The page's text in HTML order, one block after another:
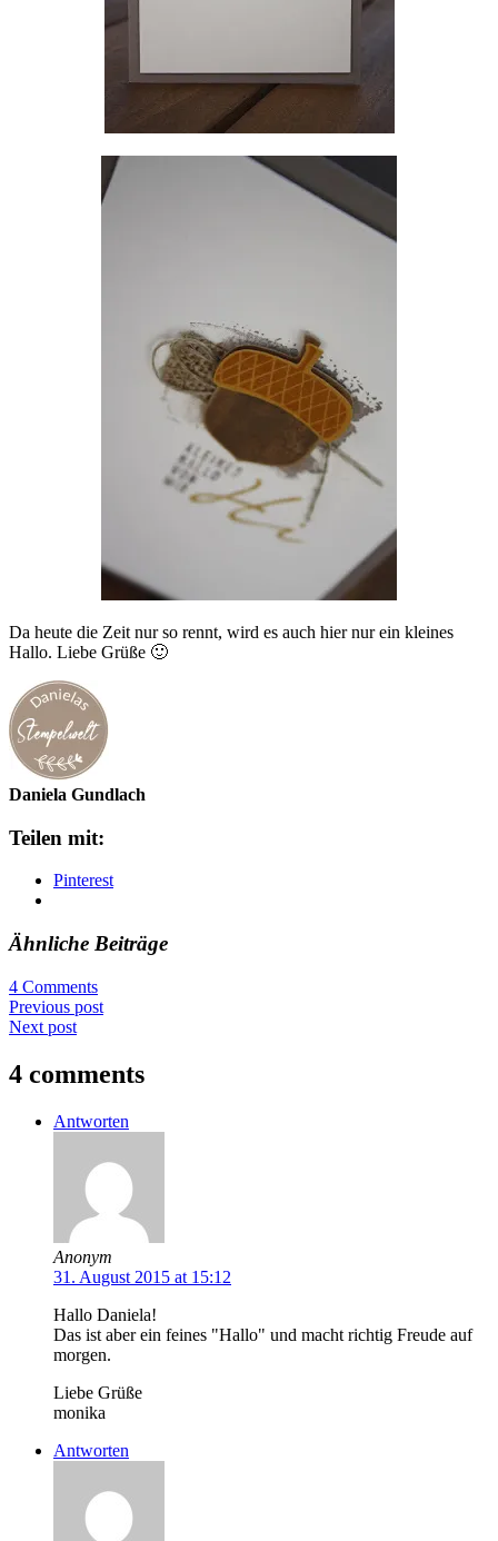
Da heute die Zeit nur so rennt, wird es auch hier nur ein kleines
Hallo. Liebe Grüße 🙂
Daniela Gundlach
Teilen mit:
Pinterest
Ähnliche Beiträge
4 Comments
Previous post
Next post
4 comments
Antworten
Anonym
31. August 2015 at 15:12
Hallo Daniela!
Das ist aber ein feines "Hallo" und macht richtig Freude auf
morgen.
Liebe Grüße
monika
Antworten